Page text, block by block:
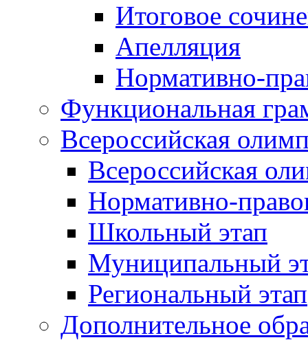
Итоговое
Апелляция
Нормативно-
Функциональная
Всероссийская
Всероссийская
Нормативно-
Школьный этап
Муниципальный
Региональный этап
Дополнительное